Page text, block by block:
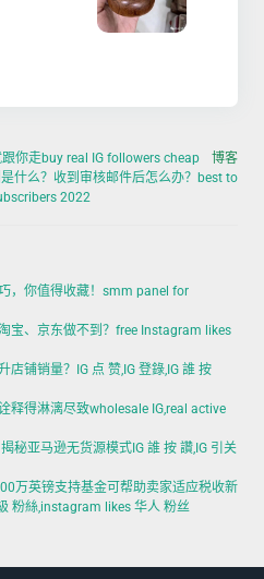
你走buy real IG followers cheap
博客
什么？收到审核邮件后怎么办？best to
2022
，你值得收藏！smm panel for
宝、京东做不到？free Instagram likes
铺销量？IG 点 赞,IG 登錄,IG 誰 按
释得淋漓尽致wholesale IG,real active
秘亚马逊无货源模式IG 誰 按 讚,IG 引关
万英镑支持基金可帮助卖家适应税收新
粉絲,instagram likes 华人 粉丝